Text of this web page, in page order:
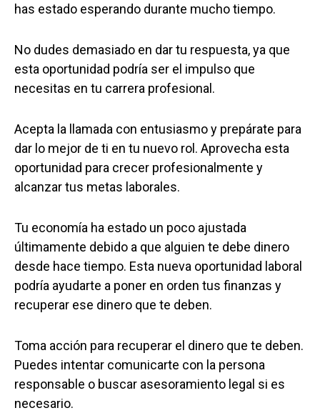
has estado esperando durante mucho tiempo.
No dudes demasiado en dar tu respuesta, ya que
esta oportunidad podría ser el impulso que
necesitas en tu carrera profesional.
Acepta la llamada con entusiasmo y prepárate para
dar lo mejor de ti en tu nuevo rol. Aprovecha esta
oportunidad para crecer profesionalmente y
alcanzar tus metas laborales.
Tu economía ha estado un poco ajustada
últimamente debido a que alguien te debe dinero
desde hace tiempo. Esta nueva oportunidad laboral
podría ayudarte a poner en orden tus finanzas y
recuperar ese dinero que te deben.
Toma acción para recuperar el dinero que te deben.
Puedes intentar comunicarte con la persona
responsable o buscar asesoramiento legal si es
necesario.